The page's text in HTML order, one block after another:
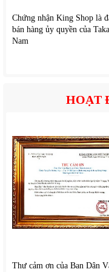
Paveden PAP-
mạnh mẽ với nhiều
Chứng nhận King Shop là
bán hàng ủy quyền của
Nam
HOẠT
Thư cảm ơn của Ban Dân